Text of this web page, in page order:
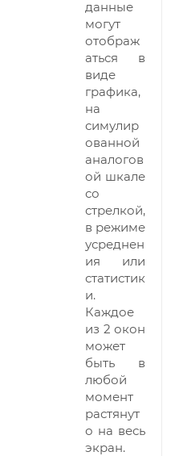
данные
могут
отображ
аться в
виде
графика,
на
симулир
ованной
аналогов
ой шкале
со
стрелкой,
в режиме
усреднен
ия или
статистик
и.
Каждое
из 2 окон
может
быть в
любой
момент
растянут
о на весь
экран.